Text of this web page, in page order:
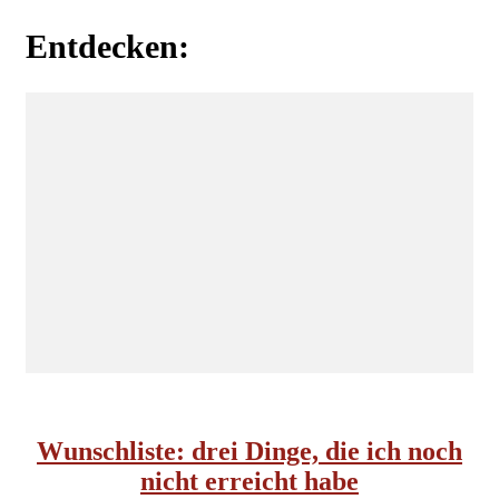
Entdecken:
Wunschliste: drei Dinge, die ich noch
nicht erreicht habe